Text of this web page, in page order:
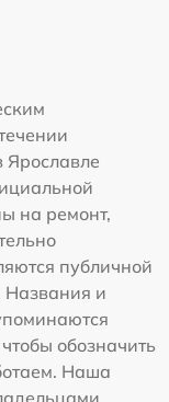
Ярославле
на ремонт,
публичной
Названия и
обозначить
Наша